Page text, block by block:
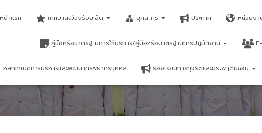
หน้าแรก เทศบาลเมืองร้อยเอ็ด บุคลากร ประกาศ หน่วยงา
คู่มือหรือมาตรฐานการให้บริการ/คู่มือหรือมาตรฐานการปฏิบัติงาน
หลักเกณฑ์การบริหารและพัฒนาทรัพยากรบุคคล ร้องเรียนการทุจริตและประพฤติมิชอบ